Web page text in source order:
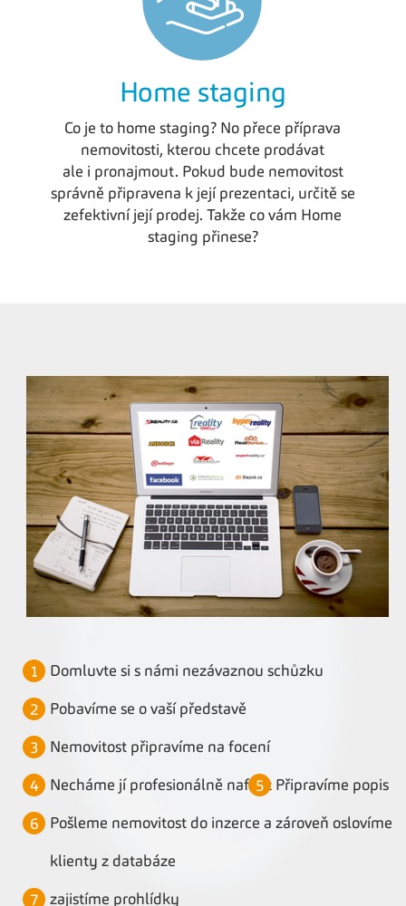
Home staging
Co je to home staging? No přece příprava
nemovitosti, kterou chcete prodávat
ale i pronajmout. Pokud bude nemovitost
správně připravena k její prezentaci, určitě se
zefektivní její prodej. Takže co vám Home
staging přinese?
Domluvte si s námi nezávaznou schůzku
Pobavíme se o vaší představě
Nemovitost připravíme na focení
Necháme jí profesionálně nafotit Připravíme popis
Pošleme nemovitost do inzerce a zároveň oslovíme
klienty z databáze
zajistíme prohlídky